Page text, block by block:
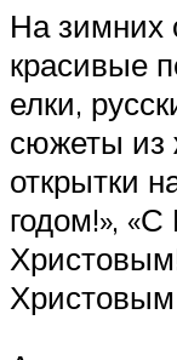
На зимних
красивые
елки,
сюжеты из
открытки
годом!»,